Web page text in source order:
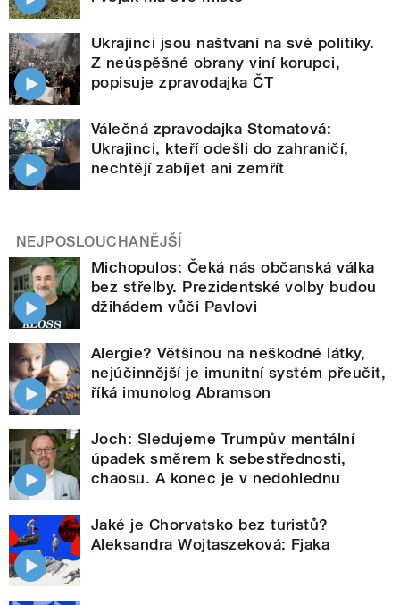
Ukrajinci jsou naštvaní na své politiky.
Z neúspěšné obrany viní korupci,
popisuje zpravodajka ČT
Válečná zpravodajka Stomatová:
Ukrajinci, kteří odešli do zahraničí,
nechtějí zabíjet ani zemřít
NEJPOSLOUCHANĚJŠÍ
Michopulos: Čeká nás občanská válka
bez střelby. Prezidentské volby budou
džihádem vůči Pavlovi
Alergie? Většinou na neškodné látky,
nejúčinnější je imunitní systém přeučit,
říká imunolog Abramson
Joch: Sledujeme Trumpův mentální
úpadek směrem k sebestřednosti,
chaosu. A konec je v nedohlednu
Jaké je Chorvatsko bez turistů?
Aleksandra Wojtaszeková: Fjaka